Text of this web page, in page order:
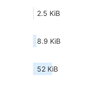
2.5 KiB
8.9 KiB
52 KiB